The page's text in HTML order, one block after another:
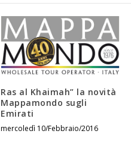
Ras al Khaimah” la novità
Mappamondo sugli
Emirati
mercoledì 10/Febbraio/2016